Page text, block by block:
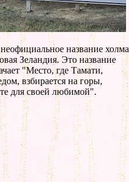
название холма
Зеландия. Это название
"Место, где Тамати,
взбирается на горы,
для своей любимой".